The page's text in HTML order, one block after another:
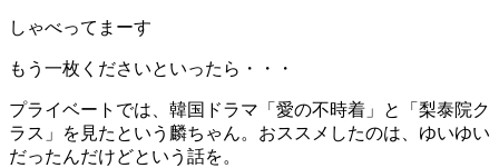
しゃべってまーす
もう一枚くださいといったら・・・
プライベートでは、韓国ドラマ「愛の不時着」と「梨泰院ク
ラス」を見たという麟ちゃん。おススメしたのは、ゆいゆい
だったんだけどという話を。